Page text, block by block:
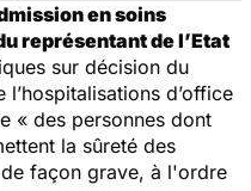
en soins
représentant de l’Etat
sur décision du
l’hospitalisations d’office
« des personnes dont
la sûreté des
façon grave, à l'ordre